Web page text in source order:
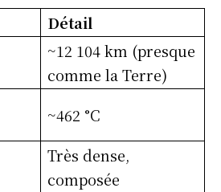
Détail
~12 104 km (presque
comme la Terre)
~462 °C
Très dense,
composée